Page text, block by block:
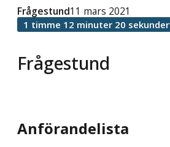
Frågestund
Frågestund11 mars 2021
1 timme 12 minuter 20 sekunder
Anförandelista